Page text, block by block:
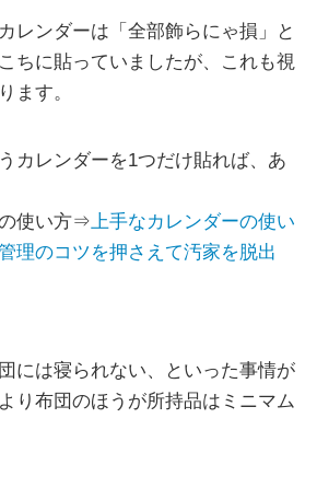
レンダーは「全部飾らにゃ損」と
ちに貼っていましたが、これも視
ます。
カレンダーを1つだけ貼れば、あ
使い方⇒上手なカレンダーの使い
理のコツを押さえて汚家を脱出
には寝られない、といった事情が
り布団のほうが所持品はミニマム